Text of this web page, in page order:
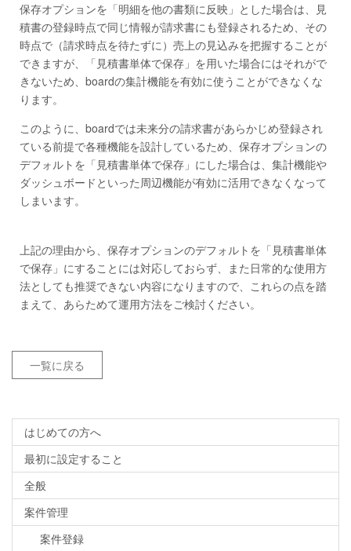
保存オプションを「明細を他の書類に反映」とした場合は、見
積書の登録時点で同じ情報が請求書にも登録されるため、その
時点で（請求時点を待たずに）売上の見込みを把握することが
できますが、「見積書単体で保存」を用いた場合にはそれがで
きないため、boardの集計機能を有効に使うことができなくな
ります。
このように、boardでは未来分の請求書があらかじめ登録され
ている前提で各種機能を設計しているため、保存オプションの
デフォルトを「見積書単体で保存」にした場合は、集計機能や
ダッシュボードといった周辺機能が有効に活用できなくなって
しまいます。
上記の理由から、保存オプションのデフォルトを「見積書単体
で保存」にすることには対応しておらず、また日常的な使用方
法としても推奨できない内容になりますので、これらの点を踏
まえて、あらためて運用方法をご検討ください。
一覧に戻る
はじめての方へ
最初に設定すること
全般
案件管理
案件登録